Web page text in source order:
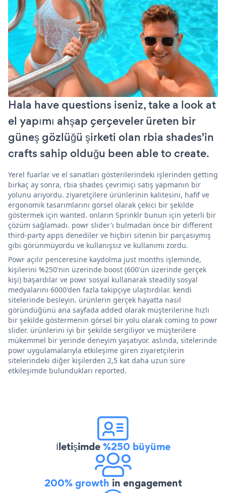
Hala have questions iseniz, take a look at
el yapımı ahşap çerçeveler üreten bir
güneş gözlüğü şirketi olan rbia shades'in
crafts sahip olduğu been able to create.
Yerel fuarlar ve el sanatları gösterilerindeki işlerinden getting
birkaç ay sonra, rbia shades çevrimiçi satış yapmanın bir
yolunu arıyordu. ziyaretçilere ürünlerinin kalitesini, hafif ve
ergonomik tasarımlarını görsel olarak çekici bir şekilde
göstermek için wanted. onların Sprinklr bunun için yeterli bir
çözüm sağlamadı. powr slider'ı bulmadan önce bir different
third-party apps denediler ve hiçbiri sitenin bir parçasıymış
gibi görünmüyordu ve kullanışsız ve kullanımı zordu.
Powr açılır penceresine kaydolma just months işleminde,
kişilerini %250'nin üzerinde boost (600'ün üzerinde gerçek
kişi) başardılar ve powr sosyal kullanarak steadily sosyal
medyalarını 6000'den fazla takipçiye ulaştırdılar. kendi
sitelerinde besleyin. ürünlerin gerçek hayatta nasıl
göründüğünü ana sayfada added olarak müşterilerine hızlı
bir şekilde göstermenin görsel bir yolu olarak coming to powr
slider. ürünlerini iyi bir şekilde sergiliyor ve müşterilere
mükemmel bir yerinde deneyim yaşatıyor. aslında, sitelerinde
powr uygulamalarıyla etkileşime giren ziyaretçilerin
sitelerindeki diğer kişilerden 2,5 kat daha uzun süre
etkileşimde bulundukları reported.
İletişimde%250 büyüme
200% growth in engagement